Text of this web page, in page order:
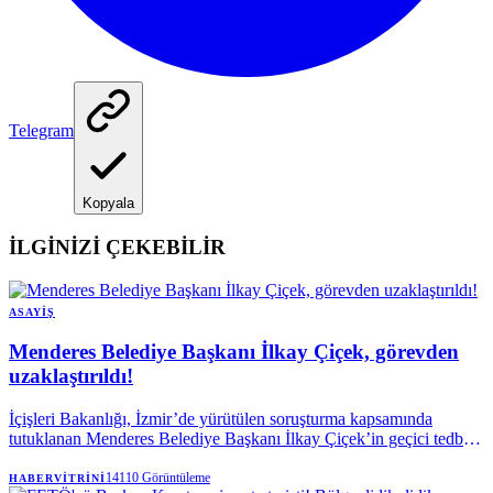
Telegram
Kopyala
İLGİNİZİ ÇEKEBİLİR
ASAYIŞ
Menderes Belediye Başkanı İlkay Çiçek, görevden
uzaklaştırıldı!
İçişleri Bakanlığı, İzmir’de yürütülen soruşturma kapsamında
tutuklanan Menderes Belediye Başkanı İlkay Çiçek’in geçici tedbir
HABERVITRINI14110 Görüntüleme